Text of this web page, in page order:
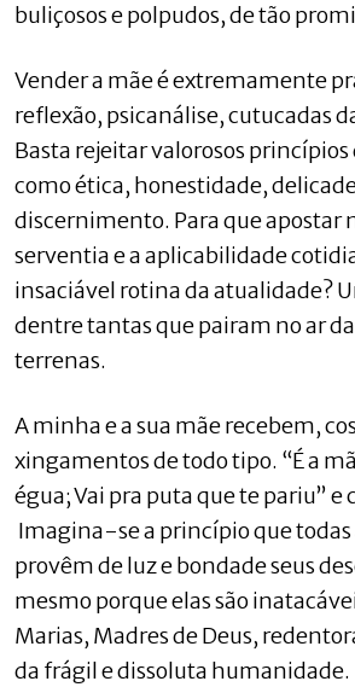
buliçosos e polpudos, de tão
Vender a mãe é extremamente
reflexão, psicanálise, cutucadas
Basta rejeitar valorosos
como ética, honestidade,
discernimento. Para que apostar
serventia e a aplicabilidade
insaciável rotina da atualidade?
dentre tantas que pairam no ar
terrenas.
A minha e a sua mãe recebem,
xingamentos de todo tipo. “É a
égua; Vai pra puta que te pariu” e
Imagina-se a princípio que todas
provêm de luz e bondade seus
mesmo porque elas são
Marias, Madres de Deus,
da frágil e dissoluta humanidade.